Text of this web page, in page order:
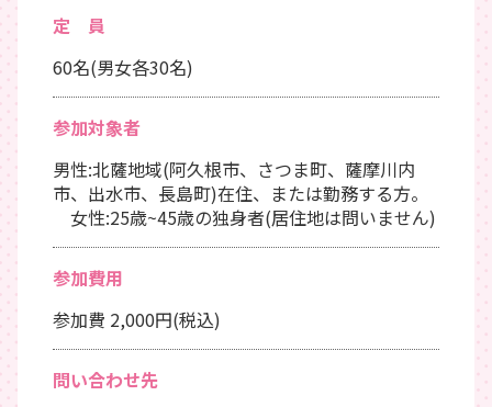
定 員
60名(男女各30名)
参加対象者
男性:北薩地域(阿久根市、さつま町、薩摩川内
市、出水市、長島町)在住、または勤務する方。
女性:25歳~45歳の独身者(居住地は問いません)
参加費用
参加費 2,000円(税込)
問い合わせ先